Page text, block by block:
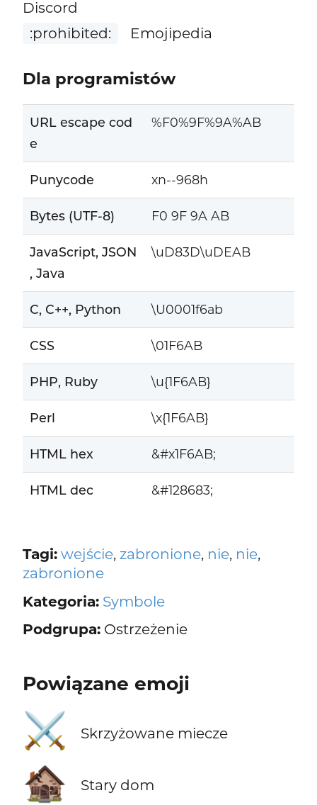
Discord
:prohibited:
Emojipedia
Dla programistów
URL escape cod
e
%F0%9F%9A%AB
Punycode xn--968h
Bytes (UTF-8) F0 9F 9A AB
JavaScript, JSON
, Java
\uD83D\uDEAB
C, C++, Python \U0001f6ab
CSS \01F6AB
PHP, Ruby \u{1F6AB}
Perl \x{1F6AB}
HTML hex &#x1F6AB;
HTML dec &#128683;
Tagi: wejście, zabronione, nie, nie,
zabronione
Kategoria: Symbole
Podgrupa:Ostrzeżenie
Powiązane emoji
⚔️ Skrzyżowane miecze
🏚️ Stary dom